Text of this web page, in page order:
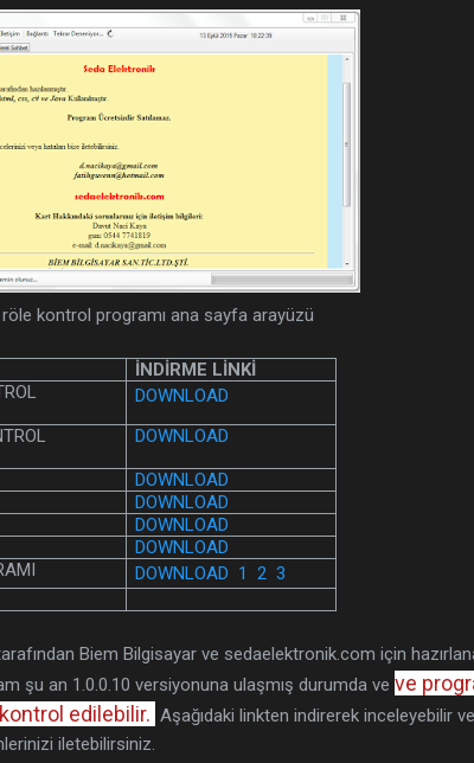
kontrol programı ana sayfa arayüzü
İNDİRME LİNKİ
DOWNLOAD
DOWNLOAD
DOWNLOAD
DOWNLOAD
DOWNLOAD
DOWNLOAD
DOWNLOAD 1 2 3
tarafından Biem Bilgisayar ve sedaelektronik.com için
şu an 1.0.0.10 versiyonuna ulaşmış durumda ve ve
edilebilir. Aşağıdaki linkten indirerek inceleyebilir ve
iletebilirsiniz.